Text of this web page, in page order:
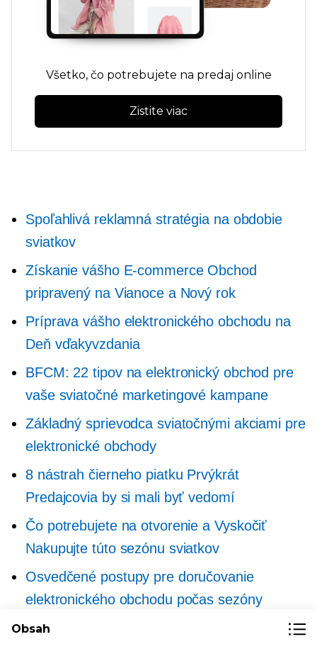
Všetko, čo potrebujete na predaj online
Zistite viac
Spoľahlivá reklamná stratégia na obdobie
sviatkov
Získanie vášho E-commerceObchod
pripravený na Vianoce a Nový rok
Príprava vášho elektronického obchodu na
Deň vďakyvzdania
BFCM: 22 tipov na elektronický obchod pre
vaše sviatočné marketingové kampane
Základný sprievodca sviatočnými akciami pre
elektronické obchody
8 nástrah čierneho piatku Prvýkrát
Predajcovia by si mali byť vedomí
Čo potrebujete na otvorenie a Vyskočiť
Nakupujte túto sezónu sviatkov
Osvedčené postupy pre doručovanie
elektronického obchodu počas sezóny
sviatkov
Obsah